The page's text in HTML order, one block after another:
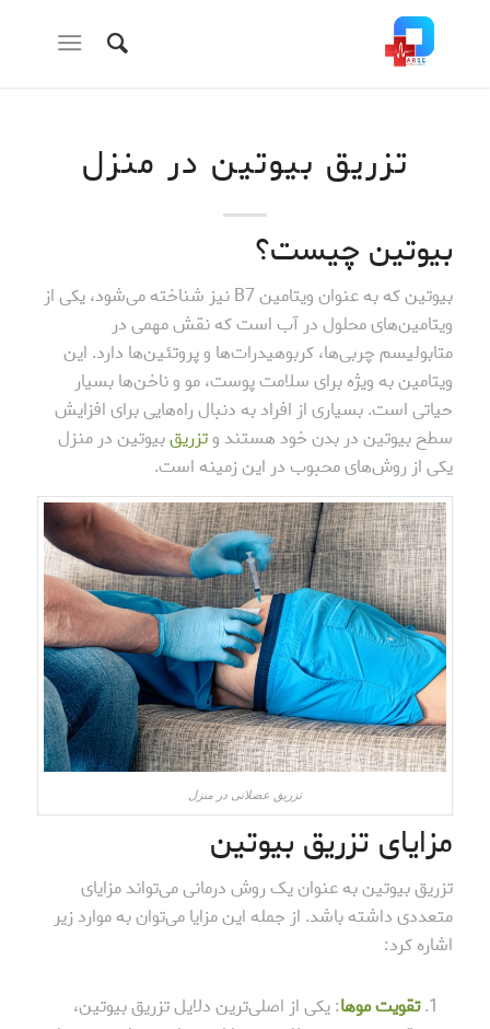
تزریق بیوتین در منزل
بیوتین چیست؟
بیوتین که به عنوان ویتامین B7 نیز شناخته می‌شود، یکی از
ویتامین‌های محلول در آب است که نقش مهمی در
متابولیسم چربی‌ها، کربوهیدرات‌ها و پروتئین‌ها دارد. این
ویتامین به ویژه برای سلامت پوست، مو و ناخن‌ها بسیار
حیاتی است. بسیاری از افراد به دنبال راه‌هایی برای افزایش
سطح بیوتین در بدن خود هستند وتزریقبیوتین در منزل
یکی از روش‌های محبوب در این زمینه است.
تزریق عضلانی در منزل
مزایای تزریق بیوتین
تزریق بیوتین به عنوان یک روش درمانی می‌تواند مزایای
متعددی داشته باشد. از جمله این مزایا می‌توان به موارد زیر
اشاره کرد:
تقویت موها: یکی از اصلی‌ترین دلایل تزریق بیوتین،